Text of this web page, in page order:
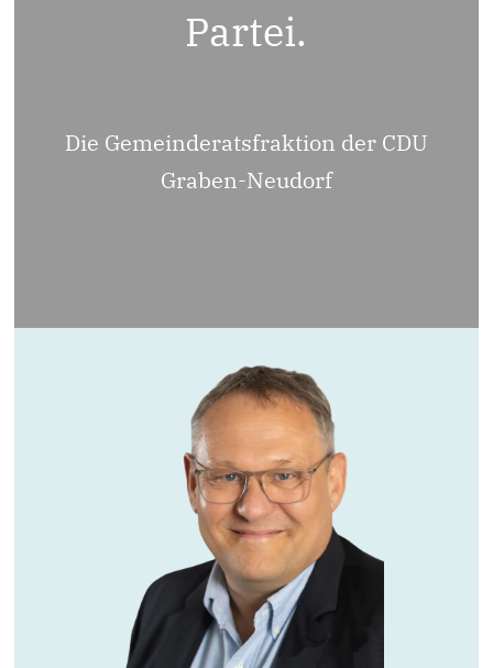
Partei.
Die Gemeinderatsfraktion der CDU
Graben-Neudorf